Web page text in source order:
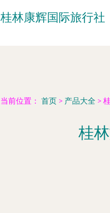
桂林康辉国际旅行社
当前位置： 首页 > 产品大全 >
桂